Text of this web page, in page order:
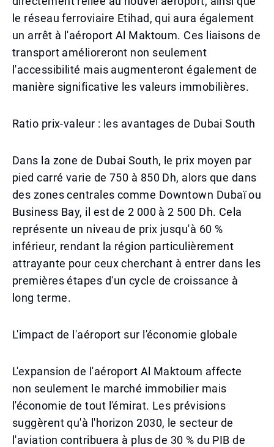
le réseau ferroviaire Etihad, qui aura également
un arrêt à l'aéroport Al Maktoum. Ces liaisons de
transport amélioreront non seulement
l'accessibilité mais augmenteront également de
manière significative les valeurs immobilières.
Ratio prix-valeur : les avantages de Dubai South
Dans la zone de Dubai South, le prix moyen par
pied carré varie de 750 à 850 Dh, alors que dans
des zones centrales comme Downtown Dubaï ou
Business Bay, il est de 2 000 à 2 500 Dh. Cela
représente un niveau de prix jusqu'à 60 %
inférieur, rendant la région particulièrement
attrayante pour ceux cherchant à entrer dans les
premières étapes d'un cycle de croissance à
long terme.
L'impact de l'aéroport sur l'économie globale
L'expansion de l'aéroport Al Maktoum affecte
non seulement le marché immobilier mais
l'économie de tout l'émirat. Les prévisions
suggèrent qu'à l'horizon 2030, le secteur de
l'aviation contribuera à plus de 30 % du PIB de